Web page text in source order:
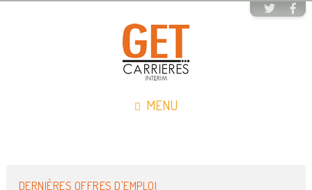
MENU
DERNIÈRES OFFRES D'EMPLOI